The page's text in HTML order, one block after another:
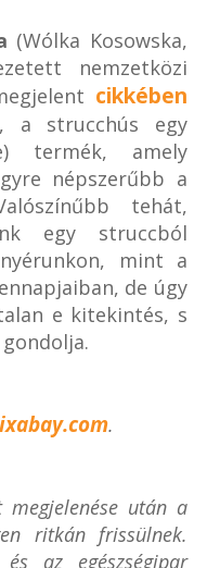
(Wólka Kosowska,
nemzetközi
cikkében
a strucchús egy
termék, amely
népszerűbb a
tehát,
egy struccból
mint a
de úgy
e kitekintés, s
.
megjelenése után a
ritkán frissülnek.
az egészségipar